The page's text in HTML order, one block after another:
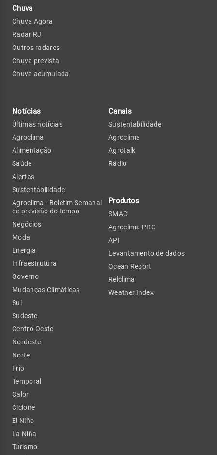
Chuva
Chuva Agora
Radar RJ
Outros radares
Chuva prevista
Chuva acumulada
Notícias
Últimas notícias
Agroclima
Alimentação
Saúde
Alertas
Sustentabilidade
Agroclima - Boletim Semanal
de previsão do tempo
Negócios
Moda
Energia
Infraestrutura
Governo
Mudanças Climáticas
Sul
Sudeste
Centro-Oeste
Nordeste
Norte
Frio
Temporal
Calor
Ciclone
El Niño
La Niña
Turismo
Canais
Sustentabilidade
Agroclima
Agrotalk
Rádio
Produtos
SMAC
Agroclima PRO
API
Levantamento de dados
Ocean Report
Relclima
Weather Index